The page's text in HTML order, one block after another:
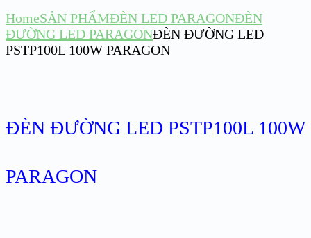
HomeSẢN PHẨMĐÈN LED PARAGONĐÈN
ĐƯỜNG LED PARAGONĐÈN ĐƯỜNG LED
PSTP100L 100W PARAGON
ĐÈN ĐƯỜNG LED PSTP100L 100W
PARAGON